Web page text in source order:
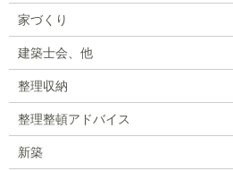
家づくり
建築士会、他
整理収納
整理整頓アドバイス
新築